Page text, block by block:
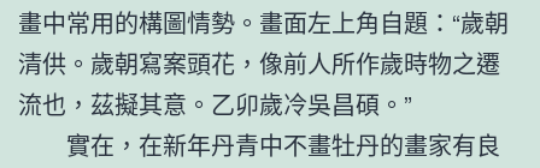
畫中常用的構圖情勢。畫面左上角自題：“歲朝
清供。歲朝寫案頭花，像前人所作歲時物之遷
流也，茲擬其意。乙卯歲冷吳昌碩。”
實在，在新年丹青中不畫牡丹的畫家有良